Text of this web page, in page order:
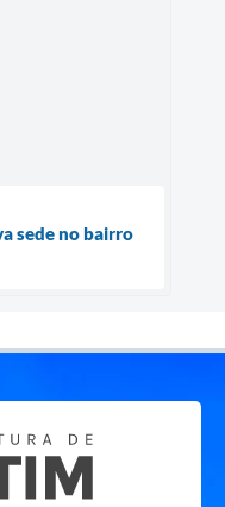
sede no bairro